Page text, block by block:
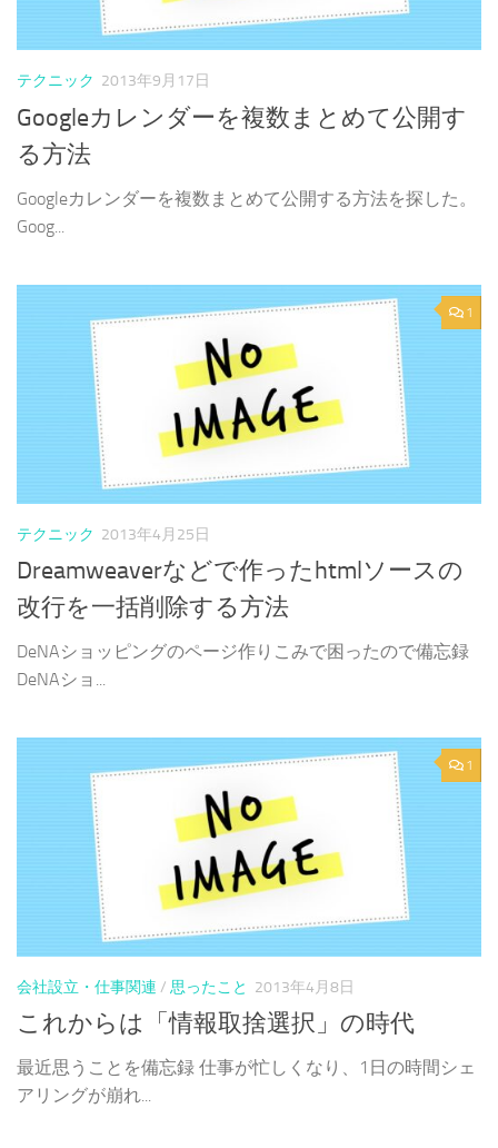
テクニック 2013年9月17日
Googleカレンダーを複数まとめて公開す
る方法
Googleカレンダーを複数まとめて公開する方法を探した。
Goog...
1
テクニック 2013年4月25日
Dreamweaverなどで作ったhtmlソースの
改行を一括削除する方法
DeNAショッピングのページ作りこみで困ったので備忘録
DeNAショ...
1
会社設立・仕事関連 / 思ったこと 2013年4月8日
これからは「情報取捨選択」の時代
最近思うことを備忘録 仕事が忙しくなり、1日の時間シェ
アリングが崩れ...